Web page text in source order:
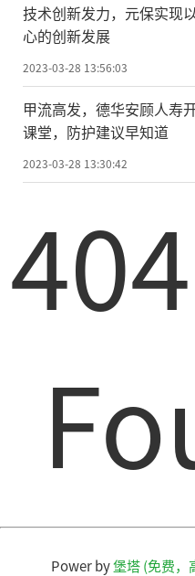
技术创新发力，元保实现
心的创新发展
2023-03-28 13:56:03
甲流高发，德华安顾人寿
课堂，防护建议早知道
2023-03-28 13:30:42
Power by堡塔 (免费，